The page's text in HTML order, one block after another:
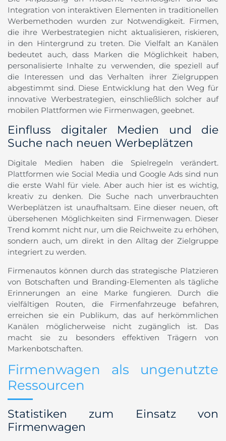
Integration von interaktiven Elementen in traditionellen
Werbemethoden wurden zur Notwendigkeit. Firmen,
die ihre Werbestrategien nicht aktualisieren, riskieren,
in den Hintergrund zu treten. Die Vielfalt an Kanälen
bedeutet auch, dass Marken die Möglichkeit haben,
personalisierte Inhalte zu verwenden, die speziell auf
die Interessen und das Verhalten ihrer Zielgruppen
abgestimmt sind. Diese Entwicklung hat den Weg für
innovative Werbestrategien, einschließlich solcher auf
mobilen Plattformen wie Firmenwagen, geebnet.
Einfluss digitaler Medien und die
Suche nach neuen Werbeplätzen
Digitale Medien haben die Spielregeln verändert.
Plattformen wie Social Media und Google Ads sind nun
die erste Wahl für viele. Aber auch hier ist es wichtig,
kreativ zu denken. Die Suche nach unverbrauchten
Werbeplätzen ist unaufhaltsam. Eine dieser neuen, oft
übersehenen Möglichkeiten sind Firmenwagen. Dieser
Trend kommt nicht nur, um die Reichweite zu erhöhen,
sondern auch, um direkt in den Alltag der Zielgruppe
integriert zu werden.
Firmenautos können durch das strategische Platzieren
von Botschaften und Branding-Elementen als tägliche
Erinnerungen an eine Marke fungieren. Durch die
vielfältigen Routen, die Firmenfahrzeuge befahren,
erreichen sie ein Publikum, das auf herkömmlichen
Kanälen möglicherweise nicht zugänglich ist. Das
macht sie zu besonders effektiven Trägern von
Markenbotschaften.
Firmenwagen als ungenutzte
Ressourcen
Statistiken zum Einsatz von
Firmenwagen